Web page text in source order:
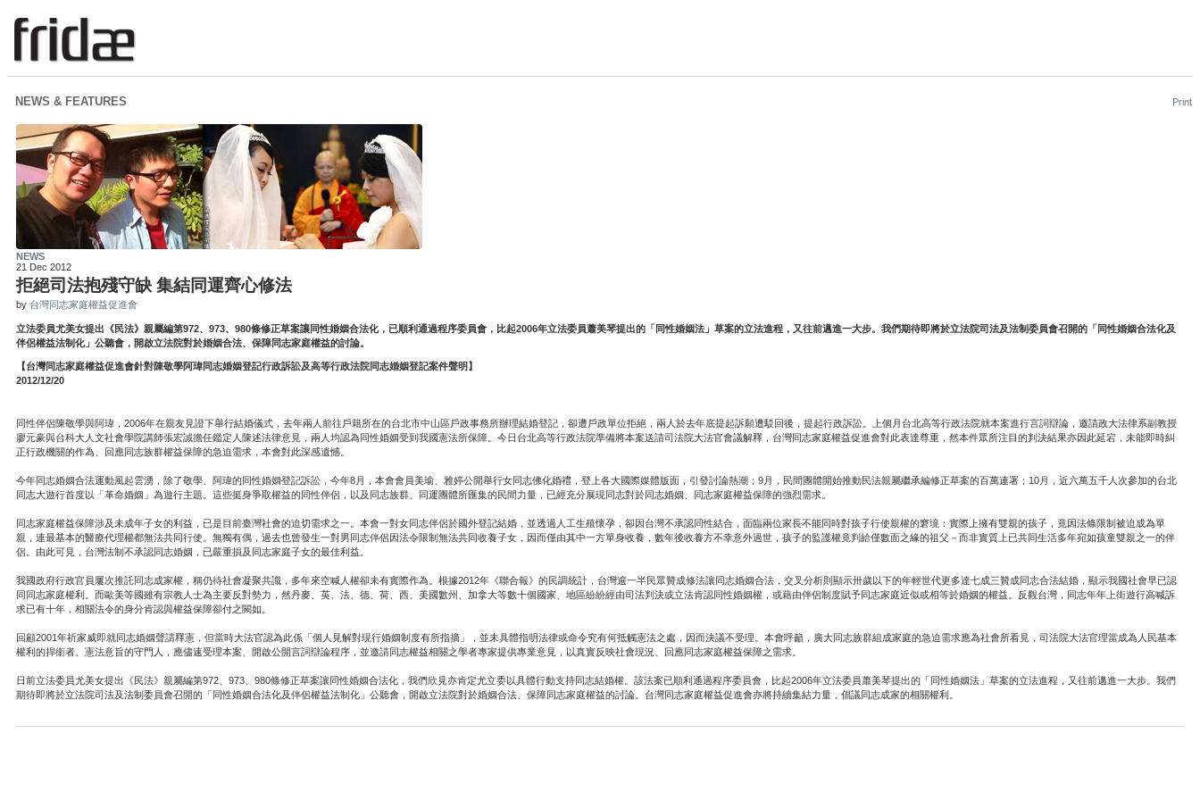
NEWS & FEATURES Print
NEWS
21 Dec 2012
拒絕司法抱殘守缺 集結同運齊心修法
by 台灣同志家庭權益促進會
立法委員尤美女提出《民法》親屬編第972、973、980條修正草案讓同性婚姻合法化，已順利通過程序委員會，比起2006年立法委員蕭美琴提出的「同性婚姻法」草案的立法進程，又往前邁進一大步。我們期待即將於立法院司法及法制委員會召開的「同性婚姻合法化及
伴侶權益法制化」公聽會，開啟立法院對於婚姻合法、保障同志家庭權益的討論。
【台灣同志家庭權益促進會針對陳敬學阿瑋同志婚姻登記行政訴訟及高等行政法院同志婚姻登記案件聲明】
2012/12/20
同性伴侶陳敬學與阿瑋，2006年在親友見證下舉行結婚儀式，去年兩人前往戶籍所在的台北市中山區戶政事務所辦理結婚登記，卻遭戶政單位拒絕，兩人於去年底提起訴願遭駁回後，提起行政訴訟。上個月台北高等行政法院就本案進行言詞辯論，邀請政大法律系副教授
廖元豪與台科大人文社會學院講師張宏誠擔任鑑定人陳述法律意見，兩人均認為同性婚姻受到我國憲法所保障。今日台北高等行政法院準備將本案送請司法院大法官會議解釋，台灣同志家庭權益促進會對此表達尊重，然本件眾所注目的判決結果亦因此延宕，未能即時糾
正行政機關的作為、回應同志族群權益保障的急迫需求，本會對此深感遺憾。
今年同志婚姻合法運動風起雲湧，除了敬學、阿瑋的同性婚姻登記訴訟，今年8月，本會會員美瑜、雅婷公開舉行女同志佛化婚禮，登上各大國際媒體版面，引發討論熱潮；9月，民間團體開始推動民法親屬繼承編修正草案的百萬連署；10月，近六萬五千人次參加的台北
同志大遊行首度以「革命婚姻」為遊行主題。這些挺身爭取權益的同性伴侶，以及同志族群、同運團體所匯集的民間力量，已經充分展現同志對於同志婚姻、同志家庭權益保障的強烈需求。
同志家庭權益保障涉及未成年子女的利益，已是目前臺灣社會的迫切需求之一。本會一對女同志伴侶於國外登記結婚，並透過人工生殖懷孕，卻因台灣不承認同性結合，面臨兩位家長不能同時對孩子行使親權的窘境：實際上擁有雙親的孩子，竟因法條限制被迫成為單
親，連最基本的醫療代理權都無法共同行使。無獨有偶，過去也曾發生一對男同志伴侶因法令限制無法共同收養子女，因而僅由其中一方單身收養，數年後收養方不幸意外過世，孩子的監護權竟判給僅數面之緣的祖父－而非實質上已共同生活多年宛如孩童雙親之一的伴
侶。由此可見，台灣法制不承認同志婚姻，已嚴重損及同志家庭子女的最佳利益。
我國政府行政官員屢次推託同志成家權，稱仍待社會凝聚共識，多年來空喊人權卻未有實際作為。根據2012年《聯合報》的民調統計，台灣逾一半民眾贊成修法讓同志婚姻合法，交叉分析則顯示卅歲以下的年輕世代更多達七成三贊成同志合法結婚，顯示我國社會早已認
同同志家庭權利。而歐美等國雖有宗教人士為主要反對勢力，然丹麥、英、法、德、荷、西、美國數州、加拿大等數十個國家、地區紛紛經由司法判決或立法肯認同性婚姻權，或藉由伴侶制度賦予同志家庭近似或相等於婚姻的權益。反觀台灣，同志年年上街遊行高喊訴
求已有十年，相關法令的身分肯認與權益保障卻付之闕如。
回顧2001年祈家威即就同志婚姻聲請釋憲，但當時大法官認為此係「個人見解對現行婚姻制度有所指摘」，並未具體指明法律或命令究有何抵觸憲法之處，因而決議不受理。本會呼籲，廣大同志族群組成家庭的急迫需求應為社會所看見，司法院大法官理當成為人民基本
權利的捍衛者、憲法意旨的守門人，應儘速受理本案、開啟公開言詞辯論程序，並邀請同志權益相關之學者專家提供專業意見，以真實反映社會現況、回應同志家庭權益保障之需求。
日前立法委員尤美女提出《民法》親屬編第972、973、980條修正草案讓同性婚姻合法化，我們欣見亦肯定尤立委以具體行動支持同志結婚權。該法案已順利通過程序委員會，比起2006年立法委員蕭美琴提出的「同性婚姻法」草案的立法進程，又往前邁進一大步。我們
期待即將於立法院司法及法制委員會召開的「同性婚姻合法化及伴侶權益法制化」公聽會，開啟立法院對於婚姻合法、保障同志家庭權益的討論。台灣同志家庭權益促進會亦將持續集結力量，倡議同志成家的相關權利。